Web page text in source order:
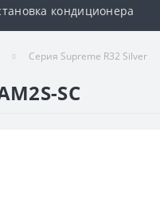
кондиционера
Серия Supreme R32 Silver
SC